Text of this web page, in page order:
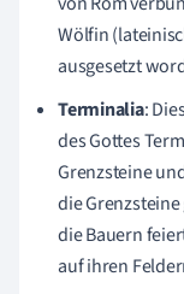
Wölfin
ausgesetzt
Terminalia:
des Gottes
Grenzsteine
die
die Bauern
auf ihren